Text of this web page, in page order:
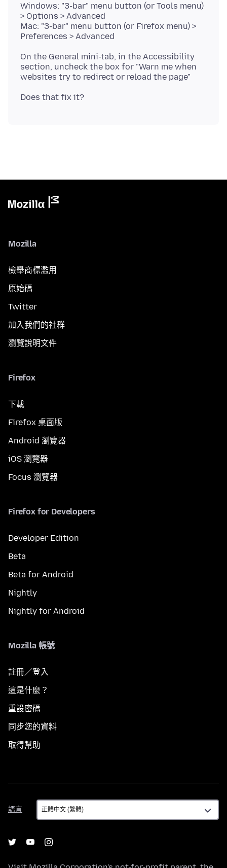
Windows: "3-bar" menu button (or Tools menu)
> Options > Advanced
Mac: "3-bar" menu button (or Firefox menu) >
On the General mini-tab, in the Accessibility
section, uncheck the box for "Warn me when
Mozilla
檢舉商標濫用
原始碼
Twitter
加入我們的社群
瀏覽說明文件
Firefox
下載
Firefox 桌面版
Android 瀏覽器
iOS 瀏覽器
Focus 瀏覽器
Firefox for Developers
Developer Edition
Beta
Beta for Android
Nightly
Nightly for Android
Mozilla 帳號
註冊／登入
這是什麼？
重設密碼
同步您的資料
取得幫助
語言
語
言